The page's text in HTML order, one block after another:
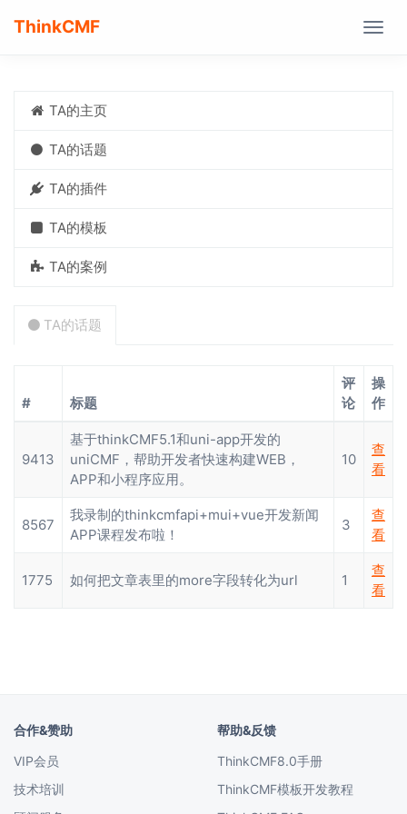
ThinkCMF
TA的主页
TA的话题
TA的插件
TA的模板
TA的案例
TA的话题
# 标题
评
论
操
作
9413
基于thinkCMF5.1和uni-app开发的
uniCMF，帮助开发者快速构建WEB，
APP和小程序应用。
10
查
看
8567
我录制的thinkcmfapi+mui+vue开发新闻
APP课程发布啦！
3
查
看
1775 如何把文章表里的more字段转化为url 1
查
看
合作&赞助
VIP会员
技术培训
帮助&反馈
ThinkCMF8.0手册
ThinkCMF模板开发教程